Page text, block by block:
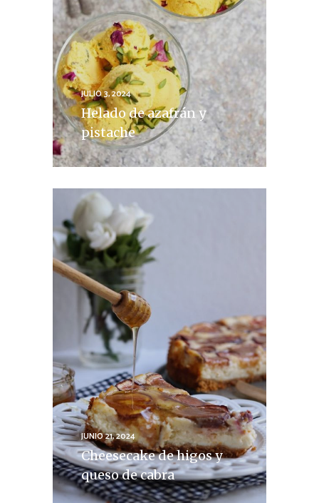
JULIO 3, 2024
Helado de azafrán y
pistache
JUNIO 21, 2024
Cheesecake de higos y
queso de cabra